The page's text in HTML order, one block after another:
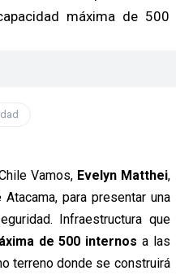
máxima de 500
Vamos,Evelyn Matthei,
para presentar una
Infraestructura que
de 500 internos a las
terreno donde se construirá